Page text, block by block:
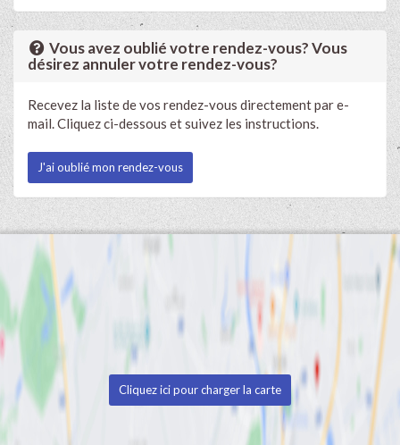
Vous avez oublié votre rendez-vous? Vous
désirez annuler votre rendez-vous?
Recevez la liste de vos rendez-vous directement par e-
mail. Cliquez ci-dessous et suivez les instructions.
J'ai oublié mon rendez-vous
Cliquez ici pour charger la carte